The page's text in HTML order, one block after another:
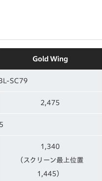
Gold Wing
SC79
2,475
1,340
（スクリーン最上位置
1,445）